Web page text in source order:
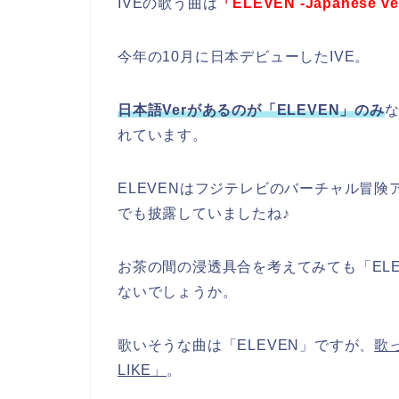
IVEの歌う曲は 「ELEVEN -Japanese
今年の10月に日本デビューしたIVE。
日本語Verがあるのが「ELEVEN」のみ
れています。
ELEVENはフジテレビのバーチャル冒険
でも披露していましたね♪
お茶の間の浸透具合を考えてみても「
ないでしょうか。
歌いそうな曲は「ELEVEN」ですが、歌
LIKE」
。